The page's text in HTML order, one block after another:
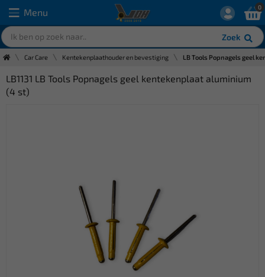
Menu
Zoek
0
Car Care Kentekenplaathouder en bevestiging LB Tools Popnagels geel
LB1131 LB Tools Popnagels geel kentekenplaat aluminium
(4 st)